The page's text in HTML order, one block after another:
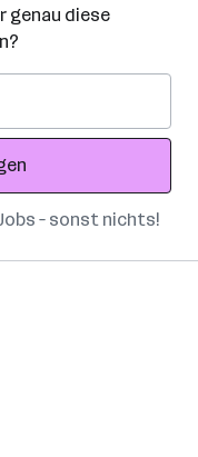
genau diese
– sonst nichts!